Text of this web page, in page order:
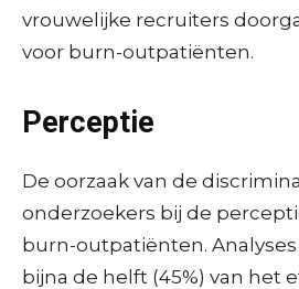
vrouwelijke recruiters
voor burn-outpatiënten.
Perceptie
De oorzaak van de
onderzoekers bij de
burn-outpatiënten.
bijna de helft (45%) van het